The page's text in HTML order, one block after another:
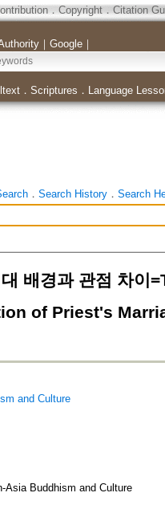
．Copyright．Citation
｜ Google｜
． Scriptures ． Language
． Search History． Search
배경과 관점 차이
of Priest's
and Culture
Asia Buddhism and Culture